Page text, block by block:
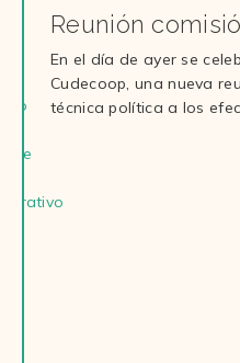
Reunión
En el día de ayer se
Cudecoop, una nueva
técnica política a los